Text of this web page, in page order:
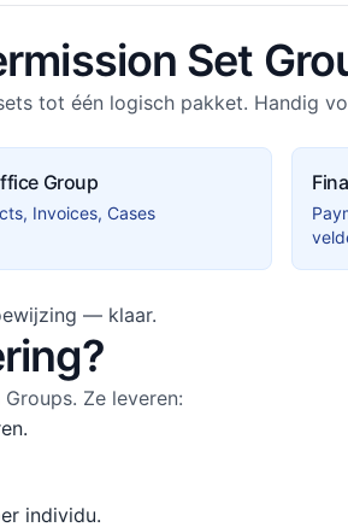
Set
tot één logisch pakket. Handig
Group
Invoices, Cases
— klaar.
Ze leveren:
individu.